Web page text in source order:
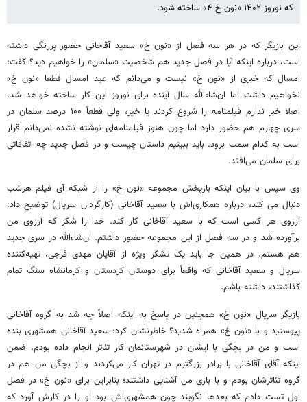
که نوروز ۱۴۰۲ «نون خ ۴» ساخته شود.
این بازیگر که در هر سه فصل از «نون خ» سعید آقاخانی حضور پررنگی داشته
است، درباره اینکه آیا در فصل جدید هم شخصیت «سلمان» را خواهیم دید؟ گفت:
امسال که خبری از «نون خ» نیست و می‌دانم که عید امسال قطعا «نون خ»
نخواهیم داشت اما ان‌شاءالله سال آینده برای نوروز این کار ساخته خواهد شد.
اصلا خبر ندارم فیلمنامه را شروع کردند یا خیر، ولی قطعاً ۱۰۰ درصد سلمان در
سری چهارم هم حضور دارد اما چون هنوز فیلمنامه‌ای نوشته نشده نمی‌دانم قرار
است به کدام سمت برود. باید ببینیم داستان چیست و در فصل جدید چه اتفاقاتی
برای سلمان می‌افتد.
وی سپس با بیان اینکه بازپخش مجموعه «نون خ» را از شبکه آی فیلم هرشب
دنبال می کند، درباره همکاری‌اش با سعید آقاخانی (کارگردان سریال) توضیح داد:
آرزوی هر کسی است که با سعید آقاخانی کار کند. خدا را شکر که آرزوی من
برآورده شد و در سه فصل از این مجموعه حضور داشتم. ان‌شاءالله در سری جدید
هم هستم. در همین جا باید یک تشکر ویژه از آقایان مهدی فرجی، تهیه‌کننده
سریال و سعید آقاخانی که واقعاً برای دوستان کردستان و کرمانشاه سنگ تمام
گذاشتند، داشته باشم.
بازیگر سریال «نون خ» همچنین در پاسخ به اینکه اصلاً چه شد به گروه آقاخانی
پیوستید و با «نون خ» همراه شدید؟ خاطرنشان کرد: سعید آقاخانی همشهری بنده
است و من در بچگی با ایشان در شهرستانمان کار تئاتر انجام داده بودم. ضمن
اینکه آقای آقاخانی با برادر بزرگترم در تهران کار می‌کردند و از بچگی من هم در
گروه تئاترشان بودم و با بازی من آشنایی داشتند؛ بنابراین برای «نون خ» در فصل
اول تست دادم که بعدها نگویند چون همشهری‌اش بود او را در کارش آورد که